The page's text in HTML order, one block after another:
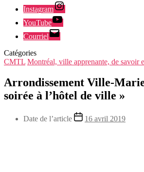
Instagram
YouTube
Courriel
Catégories
CMTL Montréal, ville apprenante, de savoir
Arrondissement Ville-
soirée à l’hôtel de ville »
Date de l’article 16 avril 2019